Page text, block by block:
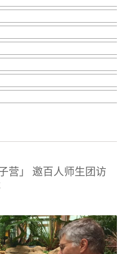
营」 邀百人师生团访